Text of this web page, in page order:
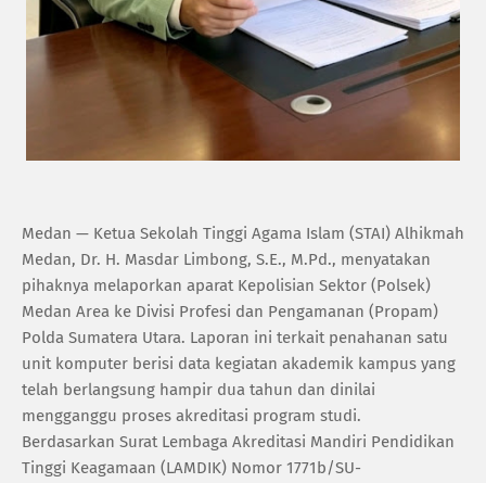
‎Medan — Ketua Sekolah Tinggi Agama Islam (STAI) Alhikmah
Medan, Dr. H. Masdar Limbong, S.E., M.Pd., menyatakan
pihaknya melaporkan aparat Kepolisian Sektor (Polsek)
Medan Area ke Divisi Profesi dan Pengamanan (Propam)
Polda Sumatera Utara. Laporan ini terkait penahanan satu
unit komputer berisi data kegiatan akademik kampus yang
telah berlangsung hampir dua tahun dan dinilai
mengganggu proses akreditasi program studi.
‎Berdasarkan Surat Lembaga Akreditasi Mandiri Pendidikan
Tinggi Keagamaan (LAMDIK) Nomor 1771b/SU-